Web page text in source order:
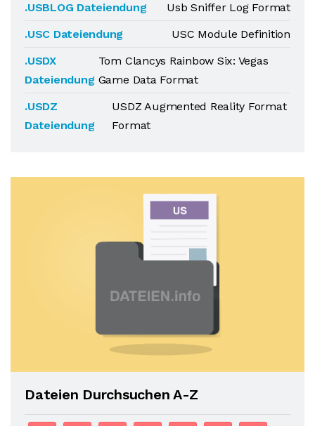
.USBLOG Dateiendung
Usb Sniffer Log Format
.USC Dateiendung
USC Module Definition
.USDX
Dateiendung
Tom Clancys Rainbow Six: Vegas
Game Data Format
.USDZ
Dateiendung
USDZ Augmented Reality Format
Format
Dateien Durchsuchen A-Z